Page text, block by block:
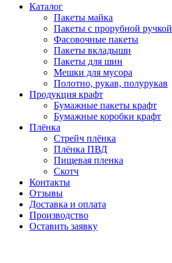
Каталог
Пакеты майка
Пакеты с прорубной ручкой
Фасовочные пакеты
Пакеты вкладыши
Пакеты для шин
Мешки для мусора
Полотно, рукав, полурукав
Продукция крафт
Бумажные пакеты крафт
Бумажные коробки крафт
Плёнка
Стрейч плёнка
Плёнка ПВД
Пищевая пленка
Скотч
Контакты
Отзывы
Доставка и оплата
Производство
Оставить заявку